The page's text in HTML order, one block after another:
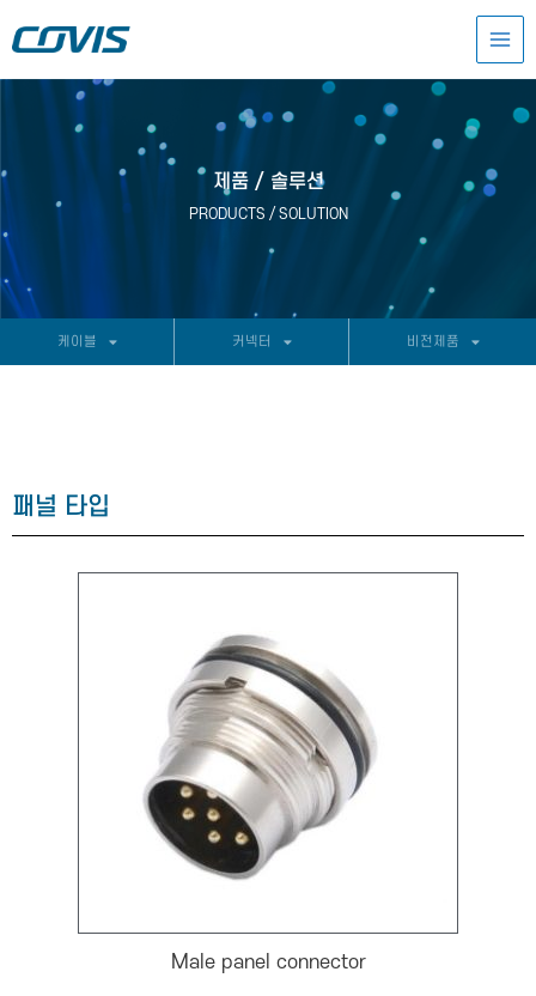
츠
제품 / 솔루션
PRODUCTS / SOLUTION
케이블 커넥터 비전제품
패널 타입
Male panel connector